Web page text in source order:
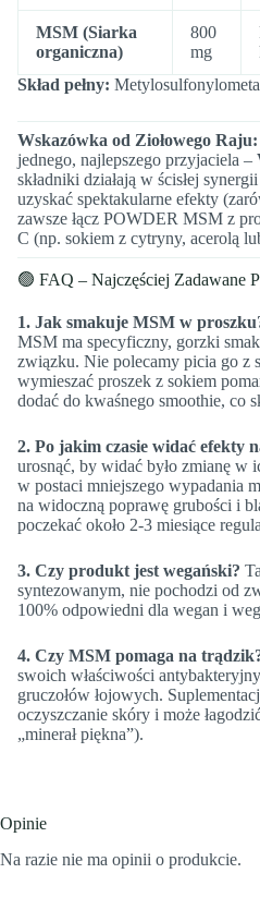
MSM (Siarka
organiczna)
800
mg
Skład pełny:
Wskazówka od Ziołowego Raju:
jednego, najlepszego przyjaciela –
składniki działają w ścisłej
uzyskać spektakularne efekty
zawsze łącz POWDER MSM z
C (np. sokiem z cytryny, acerolą
🟢 FAQ – Najczęściej Zadawane
1. Jak smakuje MSM w
MSM ma specyficzny, gorzki
związku. Nie polecamy picia go z
wymieszać proszek z sokiem
dodać do kwaśnego smoothie, co
2. Po jakim czasie widać efekty
urosnąć, by widać było zmianę w
w postaci mniejszego wypadania
na widoczną poprawę grubości i
poczekać około 2-3 miesiące
3. Czy produkt jest wegański?
syntezowanym, nie pochodzi od
100% odpowiedni dla wegan i
4. Czy MSM pomaga na
swoich właściwości
gruczołów łojowych.
oczyszczanie skóry i może
„minerał piękna”).
Opinie
Na razie nie ma opinii o produkcie.